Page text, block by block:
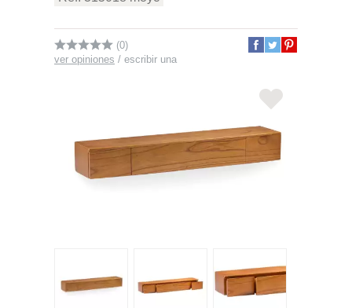
(0)
ver opiniones / escribir una